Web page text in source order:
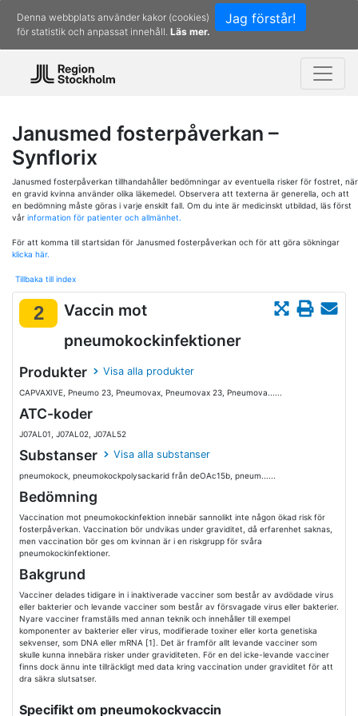
Jag förstår!
Denna webbplats använder kakor (cookies)
för statistik och anpassat innehåll. Läs mer.
Janusmed fosterpåverkan –
Synflorix
Janusmed fosterpåverkan tillhandahåller bedömningar av eventuella risker för fostret, när
en gravid kvinna använder olika läkemedel. Observera att texterna är generella, och att
en bedömning måste göras i varje enskilt fall. Om du inte är medicinskt utbildad, läs först
vår information för patienter och allmänhet.
För att komma till startsidan för Janusmed fosterpåverkan och för att göra sökningar
klicka här.
Tillbaka till index
2
Vaccin mot
pneumokockinfektioner
Produkter Visa alla produkter
CAPVAXIVE, Pneumo 23, Pneumovax, Pneumovax 23, Pneumova......
ATC-koder
J07AL01, J07AL02, J07AL52
Substanser Visa alla substanser
pneumokock, pneumokockpolysackarid från deOAc15b, pneum......
Bedömning
Vaccination mot pneumokockinfektion innebär sannolikt inte någon ökad risk för
fosterpåverkan. Vaccination bör undvikas under graviditet, då erfarenhet saknas,
men vaccination bör ges om kvinnan är i en riskgrupp för svåra
pneumokockinfektioner.
Bakgrund
Vacciner delades tidigare in i inaktiverade vacciner som består av avdödade virus
eller bakterier och levande vacciner som består av försvagade virus eller bakterier.
Nyare vacciner framställs med annan teknik och innehåller till exempel
komponenter av bakterier eller virus, modifierade toxiner eller korta genetiska
sekvenser, som DNA eller mRNA [1]. Det är framför allt levande vacciner som
skulle kunna innebära risker under graviditeten. För en del icke-levande vacciner
finns dock ännu inte tillräckligt med data kring vaccination under graviditet för att
dra säkra slutsatser.
Specifikt om pneumokockvaccin